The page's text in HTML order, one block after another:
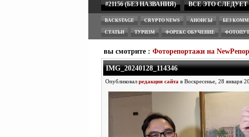
#21156 (БЕЗ НАЗВАНИЯ) ВСЕ ЭТО
BACKSTAGE CRYPTO NEWS АНОНСЫ БЕЗ
СТАТЬИ ТУРИЗМ ФОРЕКС ОБУЧЕНИЕ
вы смотрите : Фоторепортажи на
IMG_20240128_114346
Опубликовал редакция сайта в Воскресенье, 28 января